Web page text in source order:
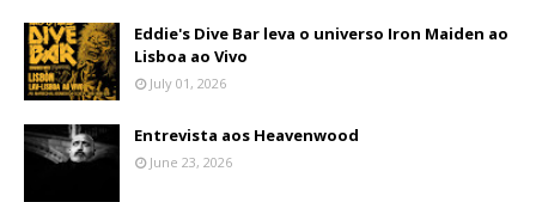
Eddie's Dive Bar leva o universo Iron Maiden ao
Lisboa ao Vivo
July 01, 2026
Entrevista aos Heavenwood
June 23, 2026